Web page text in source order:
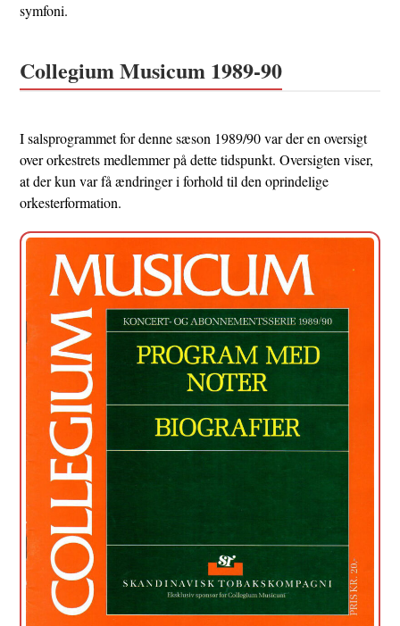
symfoni.
Collegium Musicum 1989-90
I salsprogrammet for denne sæson 1989/90 var der en oversigt
over orkestrets medlemmer på dette tidspunkt. Oversigten viser,
at der kun var få ændringer i forhold til den oprindelige
orkesterformation.